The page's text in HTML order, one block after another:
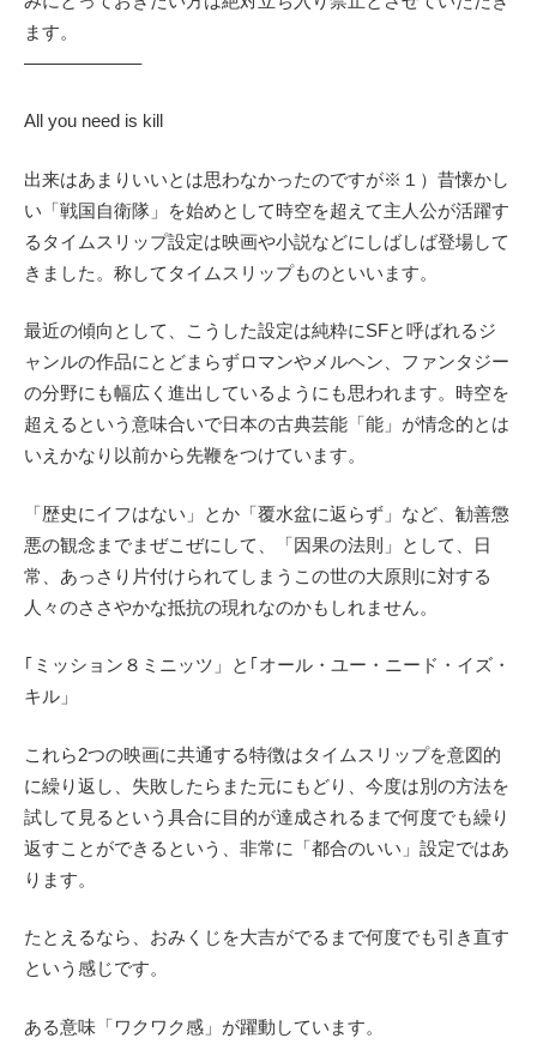
ます。
——————–
All you need is kill
出来はあまりいいとは思わなかったのですが※１）昔懐かし
い「戦国自衛隊」を始めとして時空を超えて主人公が活躍す
るタイムスリップ設定は映画や小説などにしばしば登場して
きました。称してタイムスリップものといいます。
最近の傾向として、こうした設定は純粋にSFと呼ばれるジ
ャンルの作品にとどまらずロマンやメルヘン、ファンタジー
の分野にも幅広く進出しているようにも思われます。時空を
超えるという意味合いで日本の古典芸能「能」が情念的とは
いえかなり以前から先鞭をつけています。
「歴史にイフはない」とか「覆水盆に返らず」など、勧善懲
悪の観念までまぜこぜにして、「因果の法則」として、日
常、あっさり片付けられてしまうこの世の大原則に対する
人々のささやかな抵抗の現れなのかもしれません。
｢ミッション８ミニッツ」と｢オール・ユー・ニード・イズ・
キル」
これら2つの映画に共通する特徴はタイムスリップを意図的
に繰り返し、失敗したらまた元にもどり、今度は別の方法を
試して見るという具合に目的が達成されるまで何度でも繰り
返すことができるという、非常に「都合のいい」設定ではあ
ります。
たとえるなら、おみくじを大吉がでるまで何度でも引き直す
という感じです。
ある意味「ワクワク感」が躍動しています。